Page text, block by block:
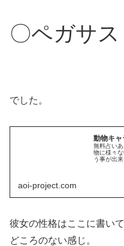
〇ペガサス
でした。
動物キ
無料占い
物に様々
う事が出
aoi-project.com
彼女の性格はここに書い
どころのない感じ。